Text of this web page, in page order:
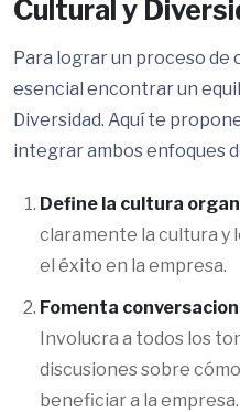
Cultural y
Para lograr un proceso
esencial encontrar un
Diversidad. Aquí te
integrar ambos enfoques
Define la cultura
claramente la cultura y
el éxito en la empresa.
Fomenta
Involucra a todos los
discusiones sobre
beneficiar a la empresa.